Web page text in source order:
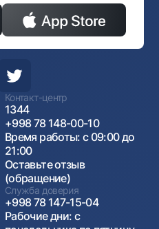
Контакт-центр
1344
+998 78 148-00-10
Время работы: с 09:00 до
21:00
Оставьте отзыв
(обращение)
Служба доверия
+998 78 147-15-04
Рабочие дни: с